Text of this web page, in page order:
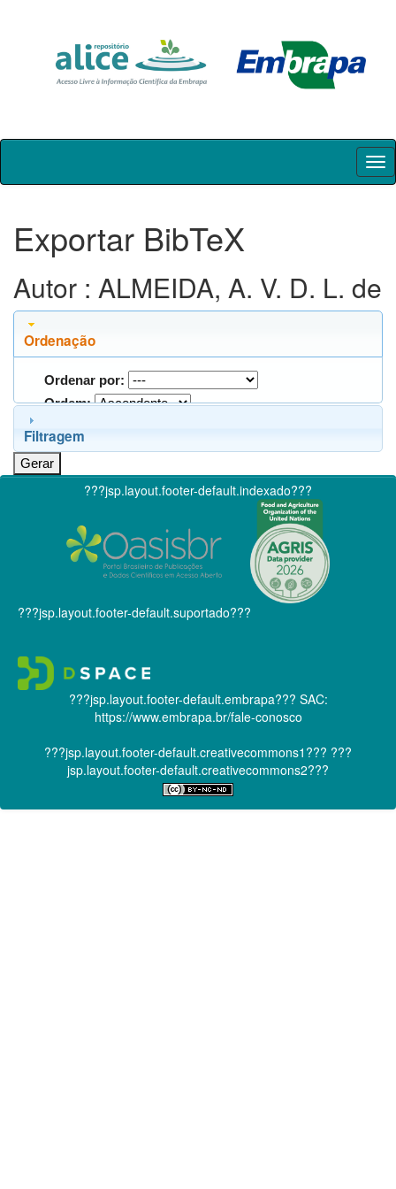
Skip
Exportar BibTeX
Autor : ALMEIDA, A. V. D. L. de
Ordenação
Ordenar por:
Ordem:
Filtragem
???jsp.layout.footer-default.indexado???
???jsp.layout.footer-default.suportado???
???jsp.layout.footer-default.embrapa??? SAC:
https://www.embrapa.br/fale-conosco
???jsp.layout.footer-default.creativecommons1??? ???
jsp.layout.footer-default.creativecommons2???